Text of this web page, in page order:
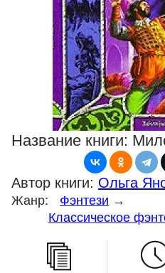
Название книги:
Автор книги: Ольга
Жанр: Фэнтези →
Классическое